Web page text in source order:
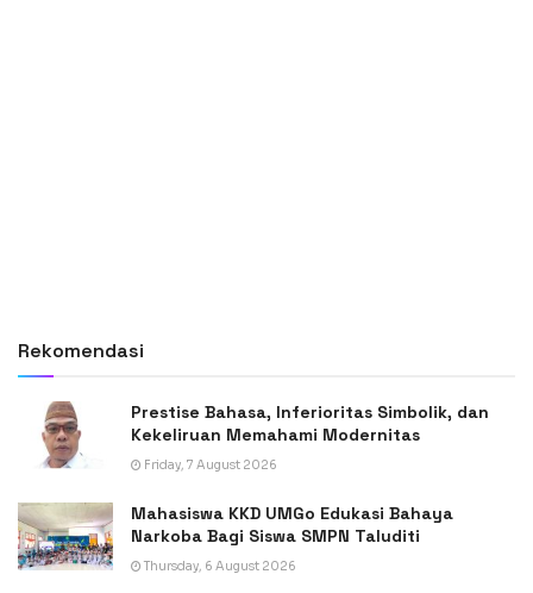
Rekomendasi
Prestise Bahasa, Inferioritas Simbolik, dan
Kekeliruan Memahami Modernitas
Friday, 7 August 2026
Mahasiswa KKD UMGo Edukasi Bahaya
Narkoba Bagi Siswa SMPN Taluditi
Thursday, 6 August 2026